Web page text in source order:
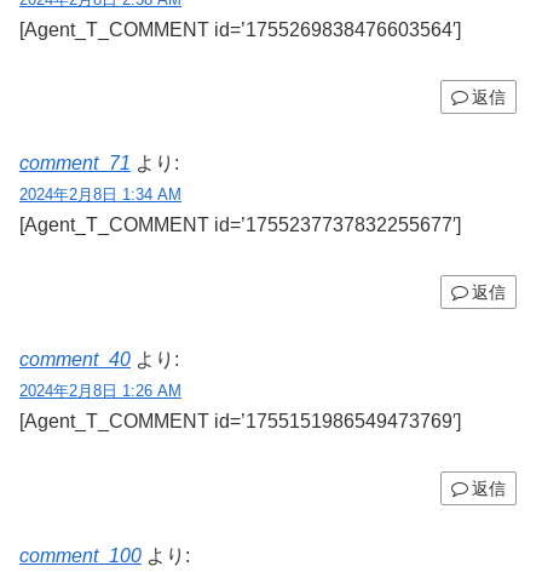
[Agent_T_COMMENT id=’1755269838476603564′]
返信
comment_71 より:
2024年2月8日 1:34 AM
[Agent_T_COMMENT id=’1755237737832255677′]
返信
comment_40 より:
2024年2月8日 1:26 AM
[Agent_T_COMMENT id=’1755151986549473769′]
返信
comment_100 より: